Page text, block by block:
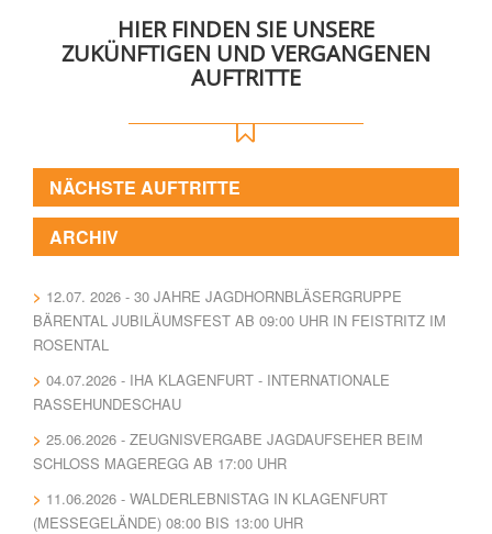
HIER FINDEN SIE UNSERE
ZUKÜNFTIGEN UND VERGANGENEN
AUFTRITTE
NÄCHSTE AUFTRITTE
ARCHIV
12.07. 2026 - 30 JAHRE JAGDHORNBLÄSERGRUPPE
BÄRENTAL JUBILÄUMSFEST AB 09:00 UHR IN FEISTRITZ IM
ROSENTAL
04.07.2026 - IHA KLAGENFURT - INTERNATIONALE
RASSEHUNDESCHAU
25.06.2026 - ZEUGNISVERGABE JAGDAUFSEHER BEIM
SCHLOSS MAGEREGG AB 17:00 UHR
11.06.2026 - WALDERLEBNISTAG IN KLAGENFURT
(MESSEGELÄNDE) 08:00 BIS 13:00 UHR